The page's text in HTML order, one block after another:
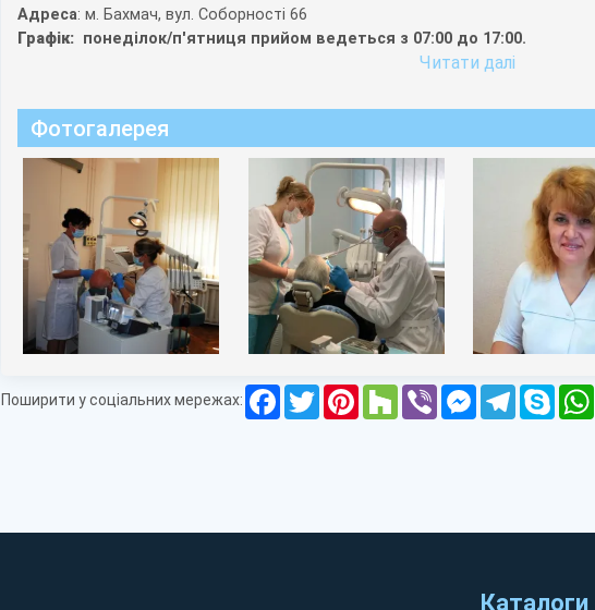
Адреса: м. Бахмач, вул. Соборності 66
Графік: понеділок/п'ятниця прийом ведеться з 07:00 до 17:00.
Читати далi
Фотогалерея
Поширити у соціальних мережах: FacebookTwitterPinterest
HouzzViber Messenger
Telegram
Skype
Каталоги